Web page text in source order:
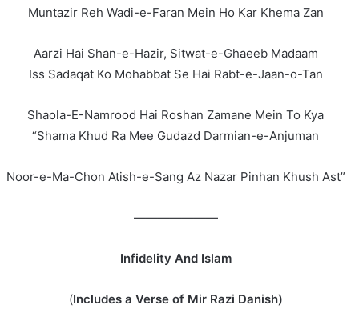
Muntazir Reh Wadi-e-Faran Mein Ho Kar Khema Zan
Aarzi Hai Shan-e-Hazir, Sitwat-e-Ghaeeb Madaam
Iss Sadaqat Ko Mohabbat Se Hai Rabt-e-Jaan-o-Tan
Shaola-E-Namrood Hai Roshan Zamane Mein To Kya
“Shama Khud Ra Mee Gudazd Darmian-e-Anjuman
Noor-e-Ma-Chon Atish-e-Sang Az Nazar Pinhan Khush Ast”
———————
Infidelity And Islam
(Includes a Verse of Mir Razi Danish)